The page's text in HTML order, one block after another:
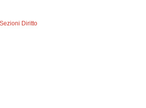
Sezioni Diritto